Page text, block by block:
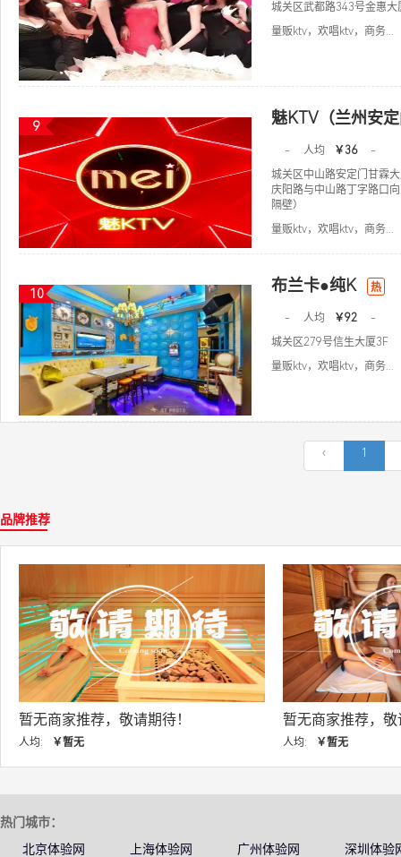
城关区武都路343号金惠大
量贩ktv，欢唱ktv，商务...
9 魅KTV（兰州安
- 人均 ￥36
-
城关区中山路安定门甘霖
庆阳路与中山路丁字路口
隔壁）
量贩ktv，欢唱ktv，商务...
10 布兰卡●纯K 热
- 人均 ￥92
-
城关区279号信生大厦3F
量贩ktv，欢唱ktv，商务...
‹ 1
品牌推荐
暂无商家推荐，敬请期待！
人均: ￥暂无
暂无商家推荐，
人均: ￥暂无
热门城市：
北京体验网
上海体验网 广州体验网 深圳体验